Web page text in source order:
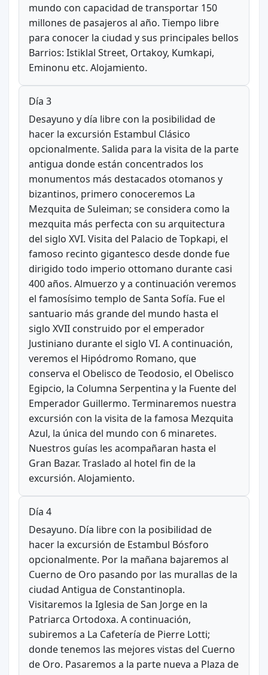
mundo con capacidad de transportar 150
millones de pasajeros al año. Tiempo libre
para conocer la ciudad y sus principales bellos
Barrios: Istiklal Street, Ortakoy, Kumkapi,
Eminonu etc. Alojamiento.
Día 3
Desayuno y día libre con la posibilidad de
hacer la excursión Estambul Clásico
opcionalmente. Salida para la visita de la parte
antigua donde están concentrados los
monumentos más destacados otomanos y
bizantinos, primero conoceremos La
Mezquita de Suleiman; se considera como la
mezquita más perfecta con su arquitectura
del siglo XVI. Visita del Palacio de Topkapi, el
famoso recinto gigantesco desde donde fue
dirigido todo imperio ottomano durante casi
400 años. Almuerzo y a continuación veremos
el famosísimo templo de Santa Sofía. Fue el
santuario más grande del mundo hasta el
siglo XVII construido por el emperador
Justiniano durante el siglo VI. A continuación,
veremos el Hipódromo Romano, que
conserva el Obelisco de Teodosio, el Obelisco
Egipcio, la Columna Serpentina y la Fuente del
Emperador Guillermo. Terminaremos nuestra
excursión con la visita de la famosa Mezquita
Azul, la única del mundo con 6 minaretes.
Nuestros guías les acompañaran hasta el
Gran Bazar. Traslado al hotel fin de la
excursión. Alojamiento.
Día 4
Desayuno. Día libre con la posibilidad de
hacer la excursión de Estambul Bósforo
opcionalmente. Por la mañana bajaremos al
Cuerno de Oro pasando por las murallas de la
ciudad Antigua de Constantinopla.
Visitaremos la Iglesia de San Jorge en la
Patriarca Ortodoxa. A continuación,
subiremos a La Cafetería de Pierre Lotti;
donde tenemos las mejores vistas del Cuerno
de Oro. Pasaremos a la parte nueva a Plaza de